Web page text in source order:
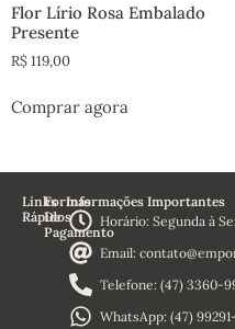
Flor Lírio Rosa Embalado
Presente
R$119,00
Comprar agora
Links
Rápidos
Termos e
Condições
Formas
De
Pagamento
Informações Importantes
Horário: Segunda à
Email:
Telefone: (47) 3360-
WhatsApp: (47)